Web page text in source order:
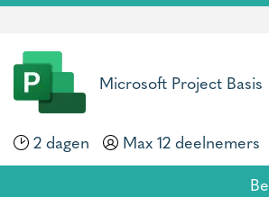
Microsoft Project Basis
2 dagen
Max 12 deelnemers